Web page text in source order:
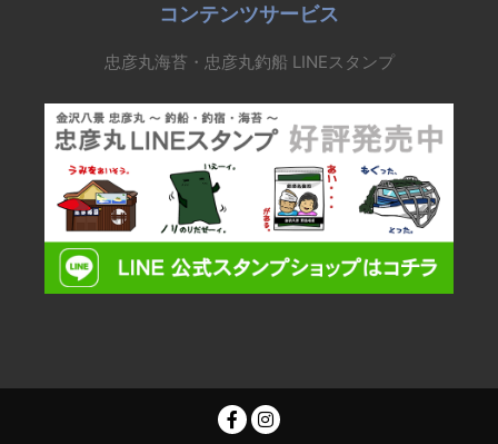
コンテンツサービス
忠彦丸海苔・忠彦丸釣船 LINEスタンプ